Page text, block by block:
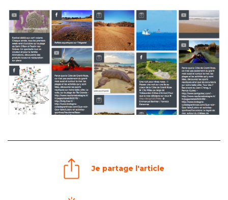
Je partage l'article